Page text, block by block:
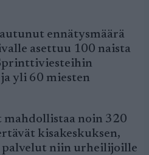
ennätysmäärä
asettuu 100 naista
yli 60 miesten
noin 320
kisakeskuksen,
palvelut niin urheilijoille